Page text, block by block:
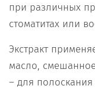
при различных
стоматитах или
Экстракт
масло,
– для